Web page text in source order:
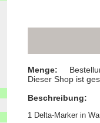
Menge:
Dieser Shop ist
Beschreibung:
1 Delta-Marker in